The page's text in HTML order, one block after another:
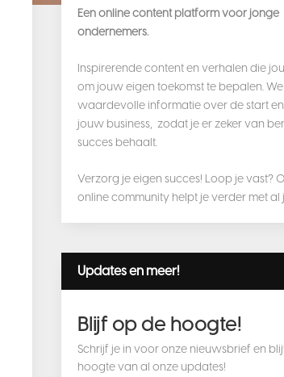
Een online content platform voor jonge
ondernemers.
Inspirerende content en verhalen die
om jouw eigen toekomst te bepalen.
waardevolle informatie over de start
jouw business, zodat je er zeker van
succes behaalt.
Verzorg je eigen succes! Loop je vast?
online community helpt je verder met al
Updates en meer!
Blijf op de hoogte!
Schrijf je in voor onze nieuwsbrief en
hoogte van al onze updates!